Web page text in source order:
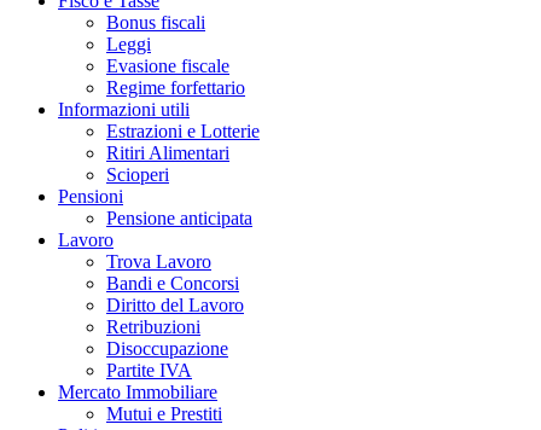
Bonus fiscali
Leggi
Evasione fiscale
Regime forfettario
Informazioni utili
Estrazioni e Lotterie
Ritiri Alimentari
Scioperi
Pensioni
Pensione anticipata
Lavoro
Trova Lavoro
Bandi e Concorsi
Diritto del Lavoro
Retribuzioni
Disoccupazione
Partite IVA
Mercato Immobiliare
Mutui e Prestiti